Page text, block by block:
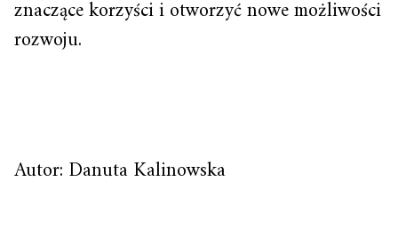
znaczące korzyści i otworzyć nowe możliwości
rozwoju.
Autor: Danuta Kalinowska